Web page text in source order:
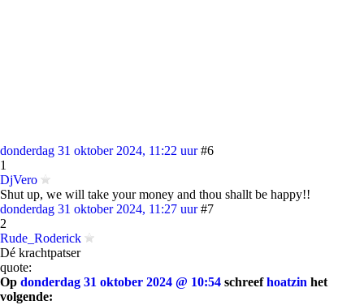
donderdag 31 oktober 2024, 11:22 uur #6
1
DjVero
Shut up, we will take your money and thou shallt be happy!!
donderdag 31 oktober 2024, 11:27 uur #7
2
Rude_Roderick
Dé krachtpatser
quote:
Op donderdag 31 oktober 2024 @ 10:54 schreefhoatzin het
volgende: